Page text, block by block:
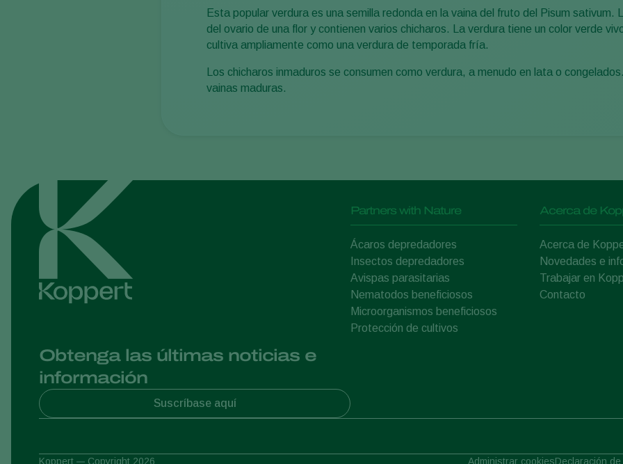
Esta popular verdura es una semilla redonda en la vaina del fruto del Pisum sativum.
del ovario de una flor y contienen varios chicharos. La verdura tiene un color verde
cultiva ampliamente como una verdura de temporada fría.
Los chicharos inmaduros se consumen como verdura, a menudo en lata o
vainas maduras.
Obtenga las últimas noticias e
información
Suscríbase aquí
Partners with Nature
Ácaros depredadores
Insectos depredadores
Avispas parasitarias
Nematodos beneficiosos
Microorganismos beneficiosos
Protección de cultivos
Acerca de
Acerca de
Novedades e
Trabajar en
Contacto
Koppert Copyright 2026 Administrar cookiesDeclaración